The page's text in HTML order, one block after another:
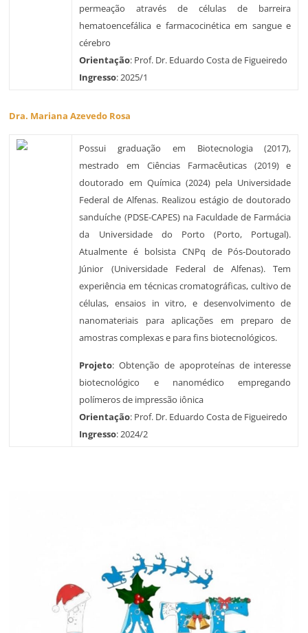
permeação através de células de barreira
hematoencefálica e farmacocinética em sangue e
cérebro
Orientação: Prof. Dr. Eduardo Costa de Figueiredo
Ingresso: 2025/1
Dra. Mariana Azevedo Rosa
Possui graduação em Biotecnologia (2017),
mestrado em Ciências Farmacêuticas (2019) e
doutorado em Química (2024) pela Universidade
Federal de Alfenas. Realizou estágio de doutorado
sanduíche (PDSE-CAPES) na Faculdade de Farmácia
da Universidade do Porto (Porto, Portugal).
Atualmente é bolsista CNPq de Pós-Doutorado
Júnior (Universidade Federal de Alfenas). Tem
experiência em técnicas cromatográficas, cultivo de
células, ensaios in vitro, e desenvolvimento de
nanomateriais para aplicações em preparo de
amostras complexas e para fins biotecnológicos.
Projeto: Obtenção de apoproteínas de interesse
biotecnológico e nanomédico empregando
polímeros de impressão iônica
Orientação: Prof. Dr. Eduardo Costa de Figueiredo
Ingresso: 2024/2